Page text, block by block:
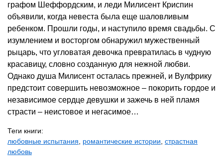
графом Шеффордским, и леди Милисент Криспин
объявили, когда невеста была еще шаловливым
ребенком. Прошли годы, и наступило время свадьбы. С
изумлением и восторгом обнаружил мужественный
рыцарь, что угловатая девочка превратилась в чудную
красавицу, словно созданную для нежной любви.
Однако душа Милисент осталась прежней, и Вулфрику
предстоит совершить невозможное – покорить гордое и
независимое сердце девушки и зажечь в ней пламя
страсти – неистовое и негасимое…
Теги книги:
любовные испытания, романтические истории, страстная
любовь